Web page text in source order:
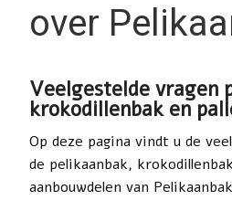
over
Veelgestelde vragen
krokodillenbak en
Op deze pagina vindt u de
de pelikaanbak,
aanbouwdelen van